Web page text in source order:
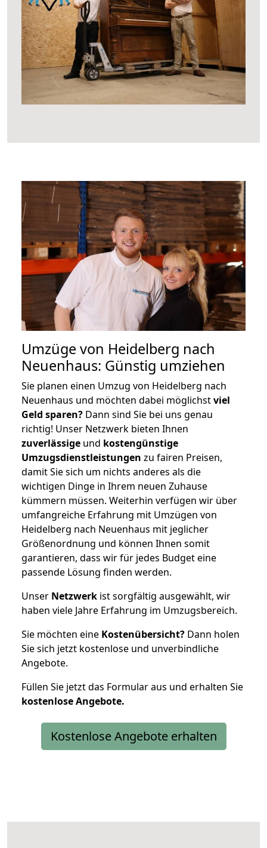
Umzüge von Heidelberg nach
Neuenhaus: Günstig umziehen
Sie planen einen Umzug von Heidelberg nach
Neuenhaus und möchten dabei möglichstviel
Geld sparen? Dann sind Sie bei uns genau
richtig! Unser Netzwerk bieten Ihnen
zuverlässige und kostengünstige
Umzugsdienstleistungen zu fairen Preisen,
damit Sie sich um nichts anderes als die
wichtigen Dinge in Ihrem neuen Zuhause
kümmern müssen. Weiterhin verfügen wir über
umfangreiche Erfahrung mit Umzügen von
Heidelberg nach Neuenhaus mit jeglicher
Größenordnung und können Ihnen somit
garantieren, dass wir für jedes Budget eine
passende Lösung finden werden.
Unser Netzwerk ist sorgfältig ausgewählt, wir
haben viele Jahre Erfahrung im Umzugsbereich.
Sie möchten eine Kostenübersicht? Dann holen
Sie sich jetzt kostenlose und unverbindliche
Angebote.
Füllen Sie jetzt das Formular aus und erhalten Sie
kostenloseAngebote.
Kostenlose Angebote erhalten